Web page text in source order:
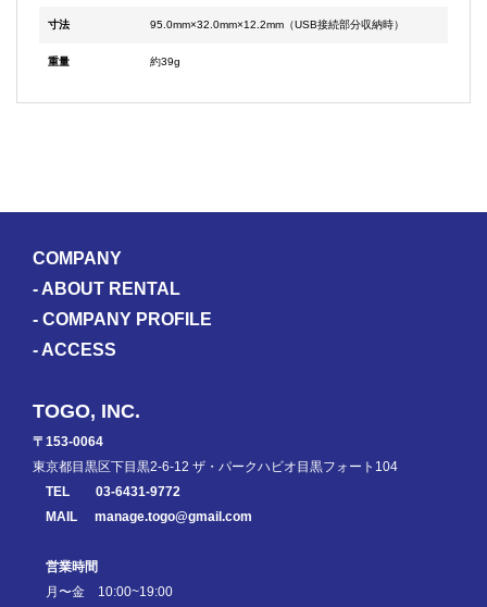
寸法 95.0mm×32.0mm×12.2mm（USB接続部分収納時）
重量 約39g
COMPANY
- ABOUT RENTAL
- COMPANY PROFILE
- ACCESS
TOGO, INC.
〒153-0064
東京都目黒区下目黒2-6-12 ザ・パークハビオ目黒フォート104
TEL 03-6431-9772
MAIL
manage.togo@gmail.com
営業時間
月〜金 10:00~19:00